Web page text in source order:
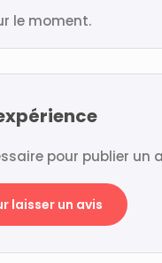
le moment.
pour publier un
laisser un avis